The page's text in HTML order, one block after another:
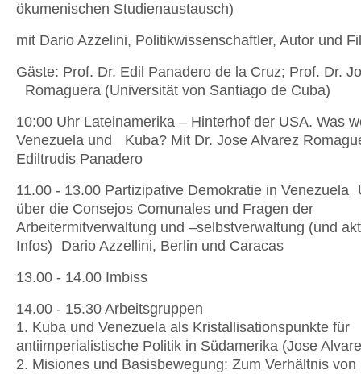
ökumenischen Studienaustausch)
mit Dario Azzelini, Politikwissenschaftler, Autor und
Gäste: Prof. Dr. Edil Panadero de la Cruz; Prof. Dr.
Romaguera (Universität von Santiago de Cuba)
10:00 Uhr Lateinamerika – Hinterhof der USA. Was
Venezuela und Kuba? Mit Dr. Jose Alvarez
Ediltrudis Panadero
11.00 - 13.00 Partizipative Demokratie in Venezuela
über die Consejos Comunales und Fragen der
Arbeitermitverwaltung und –selbstverwaltung (und
Infos) Dario Azzellini, Berlin und Caracas
13.00 - 14.00 Imbiss
14.00 - 15.30 Arbeitsgruppen
1. Kuba und Venezuela als Kristallisationspunkte
antiimperialistische Politik in Südamerika (Jose
2. Misiones und Basisbewegung: Zum Verhältnis von